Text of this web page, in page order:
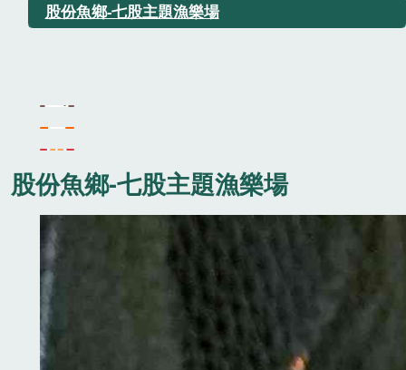
股份魚鄉-七股主題漁樂場
股份魚鄉-七股主題漁樂場